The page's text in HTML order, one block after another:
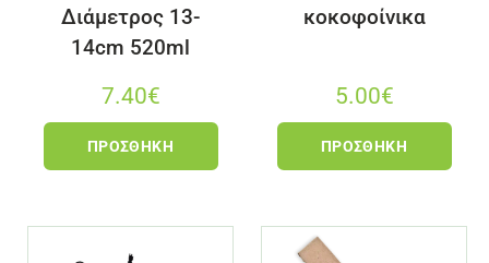
Διάμετρος 13-
14cm 520ml
7.40€
ΠΡΟΣΘΉΚΗ
κοκοφοίνικα
5.00€
ΠΡΟΣΘΉΚΗ